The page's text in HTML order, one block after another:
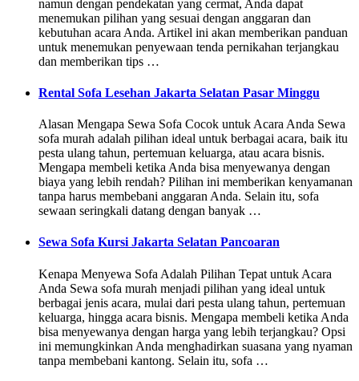
namun dengan pendekatan yang cermat, Anda dapat
menemukan pilihan yang sesuai dengan anggaran dan
kebutuhan acara Anda. Artikel ini akan memberikan panduan
untuk menemukan penyewaan tenda pernikahan terjangkau
dan memberikan tips …
Rental Sofa Lesehan Jakarta Selatan Pasar Minggu
Alasan Mengapa Sewa Sofa Cocok untuk Acara Anda Sewa
sofa murah adalah pilihan ideal untuk berbagai acara, baik itu
pesta ulang tahun, pertemuan keluarga, atau acara bisnis.
Mengapa membeli ketika Anda bisa menyewanya dengan
biaya yang lebih rendah? Pilihan ini memberikan kenyamanan
tanpa harus membebani anggaran Anda. Selain itu, sofa
sewaan seringkali datang dengan banyak …
Sewa Sofa Kursi Jakarta Selatan Pancoaran
Kenapa Menyewa Sofa Adalah Pilihan Tepat untuk Acara
Anda Sewa sofa murah menjadi pilihan yang ideal untuk
berbagai jenis acara, mulai dari pesta ulang tahun, pertemuan
keluarga, hingga acara bisnis. Mengapa membeli ketika Anda
bisa menyewanya dengan harga yang lebih terjangkau? Opsi
ini memungkinkan Anda menghadirkan suasana yang nyaman
tanpa membebani kantong. Selain itu, sofa …